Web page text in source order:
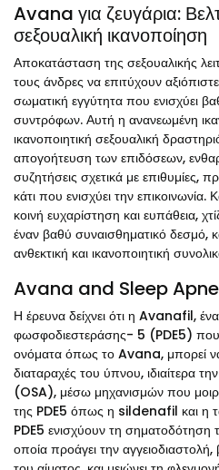
Avana για ζευγάρια:
σεξουαλική ικανοποίηση
Αποκατάσταση της σεξουαλικής
τους άνδρες να επιτύχουν
σωματική εγγύτητα που ενισχύει
συντρόφων. Αυτή η ανανεωμένη
ικανοποιητική σεξουαλική
απογοήτευση των επιδόσεων,
συζητήσεις σχετικά με επιθυμίες,
κάτι που ενισχύει την
κοινή ευχαρίστηση και ευπάθεια,
έναν βαθύ συναισθηματικό δεσμό,
ανθεκτική και ικανοποιητική
Avana and Sleep
Η έρευνα δείχνει ότι η Avanafil,
φωσφοδιεστεράσης- 5 (PDE5) που
ονόματα όπως το Avana, μπορεί να
διαταραχές του ύπνου, ιδιαίτερα
(OSA), μέσω μηχανισμών που
της PDE5 όπως η sildenafil και η
PDE5 ενισχύουν τη σηματοδότηση
οποία προάγει την αγγειοδιαστολή,